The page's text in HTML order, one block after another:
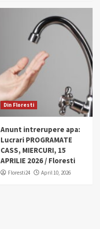
Din Floresti
Anunt intrerupere apa:
Lucrari PROGRAMATE
CASS, MIERCURI, 15
APRILIE 2026 / Floresti
Floresti24 April 10, 2026